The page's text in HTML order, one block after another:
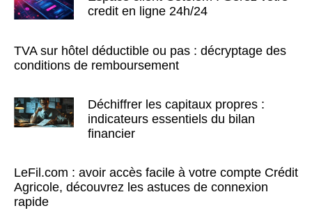
credit en ligne 24h/24
TVA sur hôtel déductible ou pas : décryptage des
conditions de remboursement
Déchiffrer les capitaux propres :
indicateurs essentiels du bilan
financier
LeFil.com : avoir accès facile à votre compte Crédit
Agricole, découvrez les astuces de connexion
rapide